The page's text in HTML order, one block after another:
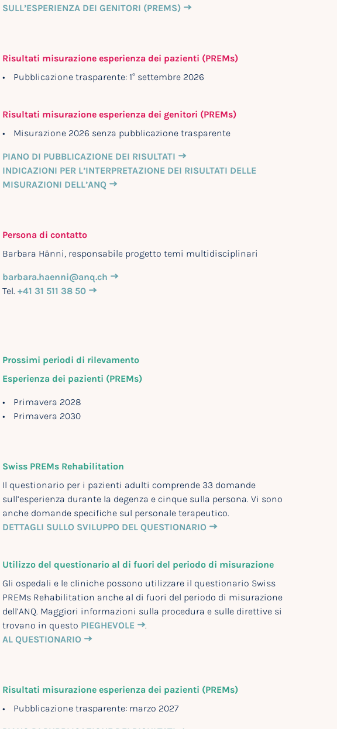
SULL’ESPERIENZA DEI GENITORI (PREMS)
Risultati misurazione esperienza dei pazienti (PREMs)
Pubblicazione trasparente: 1° settembre 2026
Risultati misurazione esperienza dei genitori (PREMs)
Misurazione 2026 senza pubblicazione trasparente
PIANO DI PUBBLICAZIONE DEI RISULTATI
INDICAZIONI PER L’INTERPRETAZIONE DEI RISULTATI DELLE
MISURAZIONI DELL’ANQ
Persona di contatto
Barbara Hänni, responsabile progetto temi multidisciplinari
barbara.haenni@anq.ch
Tel. +41 31 511 38 50
Prossimi periodi di rilevamento
Esperienza dei pazienti (PREMs)
Primavera 2028
Primavera 2030
Swiss PREMs Rehabilitation
Il questionario per i pazienti adulti comprende 33 domande
sull’esperienza durante la degenza e cinque sulla persona. Vi sono
anche domande specifiche sul personale terapeutico.
DETTAGLI SULLO SVILUPPO DEL QUESTIONARIO
Utilizzo del questionario al di fuori del periodo di misurazione
Gli ospedali e le cliniche possono utilizzare il questionario Swiss
PREMs Rehabilitation anche al di fuori del periodo di misurazione
dell’ANQ. Maggiori informazioni sulla procedura e sulle direttive si
trovano in questo PIEGHEVOLE
.
AL QUESTIONARIO
Risultati misurazione esperienza dei pazienti (PREMs)
Pubblicazione trasparente: marzo 2027